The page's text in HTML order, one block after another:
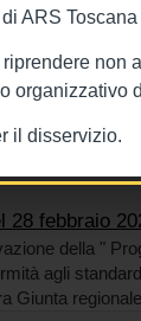
ARS
riprendere non
organizzativo
il disservizio.
del 28
BURT Bollettino
28 febbraio
della "
agli
Giunta